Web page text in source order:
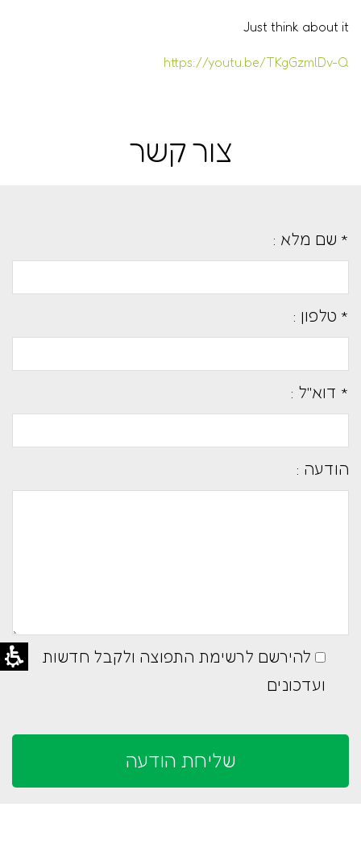
Just think about it
https://youtu.be/TKgGzmlDv-Q
צור קשר
* שם מלא :
* טלפון :
* דוא''ל :
הודעה :
להירשם לרשימת התפוצה ולקבל חדשות
ועדכונים